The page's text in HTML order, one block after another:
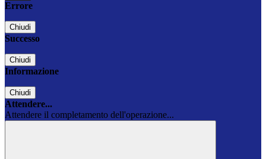
Errore
Chiudi
Successo
Chiudi
Informazione
Chiudi
Attendere...
Attendere il completamento dell'operazione...